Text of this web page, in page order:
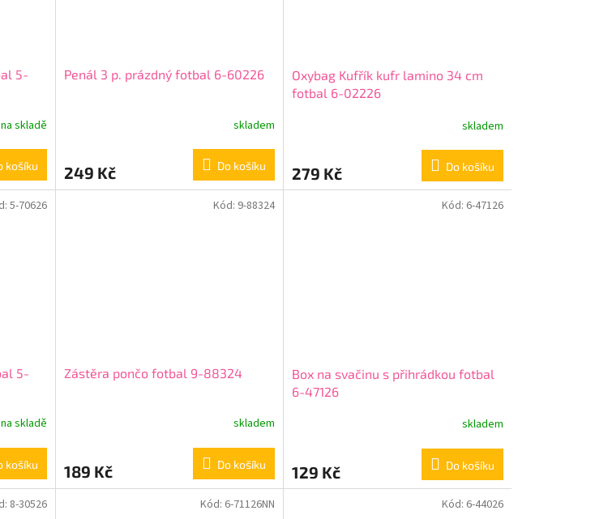
5-
na skladě
košíku
Penál 3 p. prázdný fotbal 6-60226
skladem
249 Kč Do košíku
Oxybag Kufřík kufr lamino 34 cm
fotbal 6-02226
je
5,0
skladem
279 Kč Do košíku
5-
na skladě
košíku
5-70626
Zástěra pončo fotbal 9-88324
skladem
189 Kč Do košíku
Kód: 9-88324
Box na svačinu s přihrádkou fotbal
6-47126
skladem
129 Kč Do košíku
Kód: 6-47126
8-30526 Kód: 6-71126NN Kód: 6-44026